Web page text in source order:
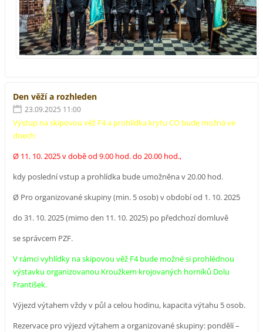
Den věží a rozhleden
23.09.2025 11:00
Výstup na skipovou věž F4 a prohlídka krytu CO bude možná ve
dnech:
Ø 11. 10. 2025 v době od 9.00 hod. do 20.00 hod.,
kdy poslední vstup a prohlídka bude umožněna v 20.00 hod.
Ø Pro organizované skupiny (min. 5 osob) v období od 1. 10. 2025
do 31. 10. 2025 (mimo den 11. 10. 2025) po předchozí domluvě
se správcem PZF.
V rámci vyhlídky na skipovou věž F4 bude možné si prohlédnou
výstavku organizovanou Kroužkem krojovaných horníků Dolu
František.
Výjezd výtahem vždy v půl a celou hodinu, kapacita výtahu 5 osob.
Rezervace pro výjezd výtahem a organizované skupiny: pondělí –